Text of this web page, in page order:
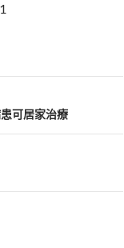
可居家治療